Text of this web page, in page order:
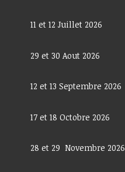
11 et 12 Juillet 2026
29 et 30 Aout 2026
12 et 13 Septembre 2026
17 et 18 Octobre 2026
28 et 29 Novembre 2026